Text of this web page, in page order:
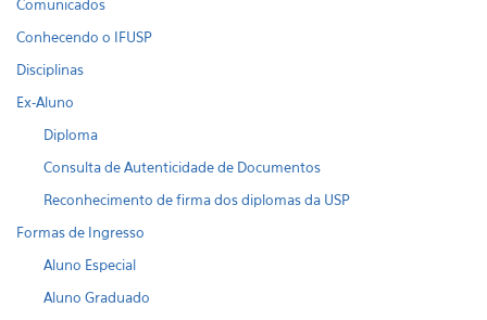
Comunicados
Conhecendo o IFUSP
Disciplinas
Ex-Aluno
Diploma
Consulta de Autenticidade de Documentos
Reconhecimento de firma dos diplomas da USP
Formas de Ingresso
Aluno Especial
Aluno Graduado